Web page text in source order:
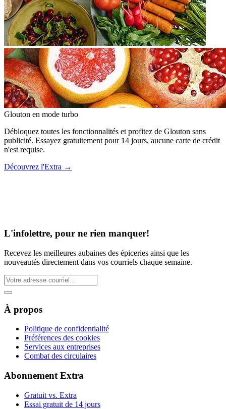
Glouton en mode turbo
Débloquez toutes les fonctionnalités et profitez de Glouton sans
publicité. Essayez gratuitement pour 14 jours, aucune carte de crédit
n'est requise.
Découvrez l'Extra →
L'infolettre, pour ne rien manquer!
Recevez les meilleures aubaines des épiceries ainsi que les
nouveautés directement dans vos courriels chaque semaine.
À propos
Politique de confidentialité
Préférences des cookies
Services aux entreprises
Combat des circulaires
Abonnement Extra
Gratuit vs. Extra
Essai gratuit de 14 jours